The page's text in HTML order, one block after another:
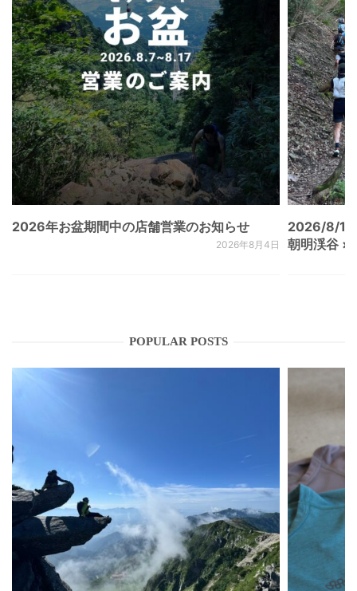
2026年お盆期間中の店舗営業のお知らせ
2026年8月4日
2026/8/
朝明渓谷 ×
POPULAR POSTS